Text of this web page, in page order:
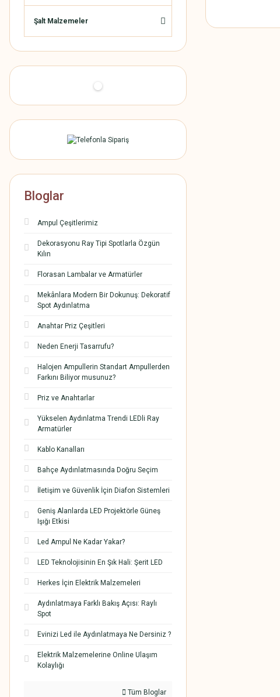
Şalt Malzemeler
Bloglar
Ampul Çeşitlerimiz
Dekorasyonu Ray Tipi Spotlarla Özgün
Kılın
Florasan Lambalar ve Armatürler
Mekânlara Modern Bir Dokunuş: Dekoratif
Spot Aydınlatma
Anahtar Priz Çeşitleri
Neden Enerji Tasarrufu?
Halojen Ampullerin Standart Ampullerden
Farkını Biliyor musunuz?
Priz ve Anahtarlar
Yükselen Aydınlatma Trendi LEDli Ray
Armatürler
Kablo Kanalları
Bahçe Aydınlatmasında Doğru Seçim
İletişim ve Güvenlik İçin Diafon Sistemleri
Geniş Alanlarda LED Projektörle Güneş
Işığı Etkisi
Led Ampul Ne Kadar Yakar?
LED Teknolojisinin En Şık Hali: Şerit LED
Herkes İçin Elektrik Malzemeleri
Aydınlatmaya Farklı Bakış Açısı: Raylı
Spot
Evinizi Led ile Aydınlatmaya Ne Dersiniz ?
Elektrik Malzemelerine Online Ulaşım
Kolaylığı
Tüm Bloglar